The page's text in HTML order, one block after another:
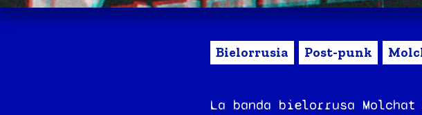
Bielorrusia Post-punk
La banda bielorrusa